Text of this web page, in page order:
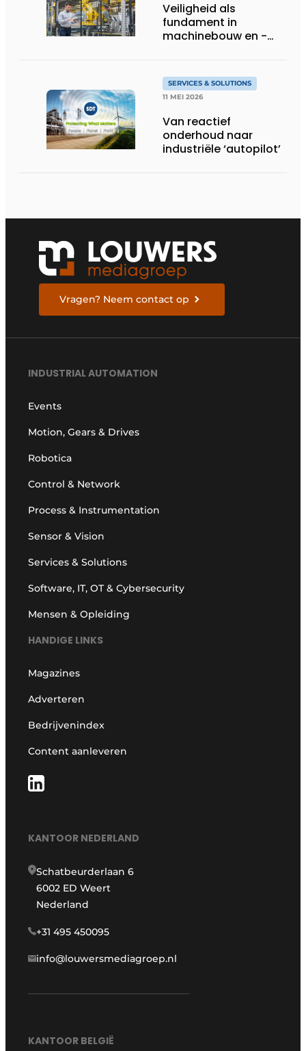
Veiligheid als
fundament in
machinebouw en -
SERVICES & SOLUTIONS
11 MEI 2026
Van reactief
onderhoud naar
industriële ‘autopilot’
Vragen? Neem contact op
INDUSTRIAL AUTOMATION
Events
Motion, Gears & Drives
Robotica
Control & Network
Process & Instrumentation
Sensor & Vision
Services & Solutions
Software, IT, OT & Cybersecurity
Mensen & Opleiding
HANDIGE LINKS
Magazines
Adverteren
Bedrijvenindex
Content aanleveren
KANTOOR NEDERLAND
Schatbeurderlaan 6
6002 ED Weert
Nederland
+31 495 450095
info@louwersmediagroep.nl
KANTOOR BELGIË